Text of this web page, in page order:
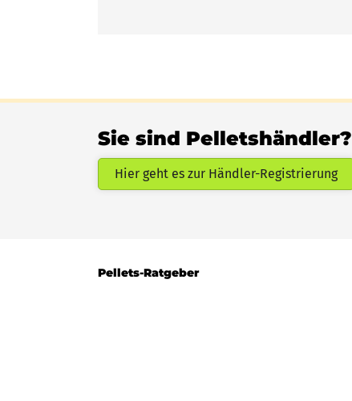
Sie sind Pelletshändler?
Hier geht es zur Händler-Registrierung
Pellets-Ratgeber